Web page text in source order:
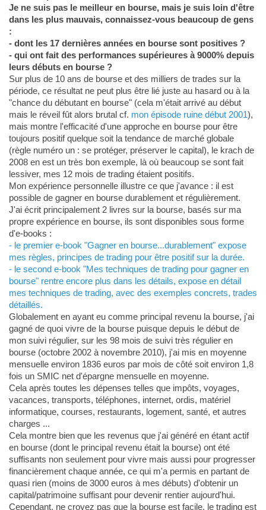
Je ne suis pas le meilleur en bourse, mais je suis loin d'être
dans les plus mauvais, connaissez-vous beaucoup de gens
:
- dont les 17 dernières années en bourse sont positives ?
- qui ont fait des performances supérieures à 9000% depuis
leurs débuts en bourse ?
Sur plus de 10 ans de bourse et des milliers de trades sur la
période, ce résultat ne peut plus être lié juste au hasard ou à la
"chance du débutant en bourse" (cela m'était arrivé au début
mais le réveil fût alors brutal cf. mon épisode ruine début 2001),
mais montre l'efficacité d'une approche en bourse pour être
toujours positif quelque soit la tendance de marché globale
(règle numéro un : se protéger, préserver le capital), le krach de
2008 en est un très bon exemple, là où beaucoup se sont fait
lessiver, mes 12 mois de trading étaient positifs.
Mon expérience personnelle illustre ce que j'avance : il est
possible de gagner en bourse durablement et régulièrement.
J'ai écrit principalement 2 livres sur la bourse, basés sur ma
propre expérience en bourse, ils sont disponibles sous forme
d'e-books :
- le premier e-book "Gagner en bourse...durablement" expose
mes règles, principes de trading pour être positif sur la durée.
- le second e-book "Mes techniques de trading pour gagner en
bourse" rentre encore plus dans les détails, expose en détail
mes techniques de trading, avec des exemples concrets, trades
détaillés.
Globalement en ayant eu comme principal revenu la bourse, j'ai
gagné de quoi vivre de la bourse puisque depuis le début de
mon suivi régulier, sur les 98 mois de suivi très régulier en
bourse (octobre 2002 à novembre 2010), j'ai mis en moyenne
mensuelle environ 1836 euros par mois de côté soit environ 1,8
fois un SMIC net d'épargne mensuelle en moyenne.
Cela après toutes les dépenses telles que impôts, voyages,
vacances, transports, téléphones, internet, ordis, matériel
informatique, courses, restaurants, logement, santé, et autres
charges ...
Cela montre bien que les revenus que j'ai généré en étant actif
en bourse (dont le principal revenu était la bourse) ont été
suffisants non seulement pour vivre mais aussi pour progresser
financièrement chaque année, ce qui m'a permis en partant de
quasi rien (moins de 3000 euros à mes débuts) d'obtenir un
capital/patrimoine suffisant pour devenir rentier aujourd'hui.
Cependant, ne croyez pas que la bourse est facile, le trading est